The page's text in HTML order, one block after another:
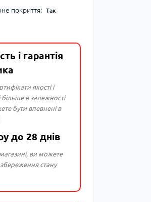
покриття: Так
і гарантія
якості і
більше в залежності
бути впевнені в
до 28 днів
ви можете
стану